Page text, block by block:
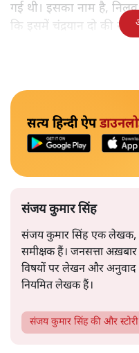
गई थी। इसका नाम है,
कि इसमें चंद्रयान दो की
सत्य हिन्दी ऐप
संजय कुमार सिंह
संजय कुमार सिंह एक लेखक,
समीक्षक हैं। जनसत्ता
विषयों पर लेखन और अनुवाद
नियमित लेखक हैं।
संजय कुमार सिंहकी और